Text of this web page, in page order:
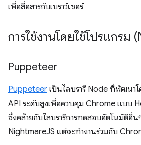
เพื่อสื่อสารกับเบราว์เซอร์
การใช้งานโดยใช้โปรแกรม
Puppeteer
Puppeteer เป็นไลบรารี Node ที่พัฒนา
API ระดับสูงเพื่อควบคุม Chrome แบบ
ซึ่งคล้ายกับไลบรารีการทดสอบอัตโนมัติอื่
NightmareJS แต่จะทำงานร่วมกับ